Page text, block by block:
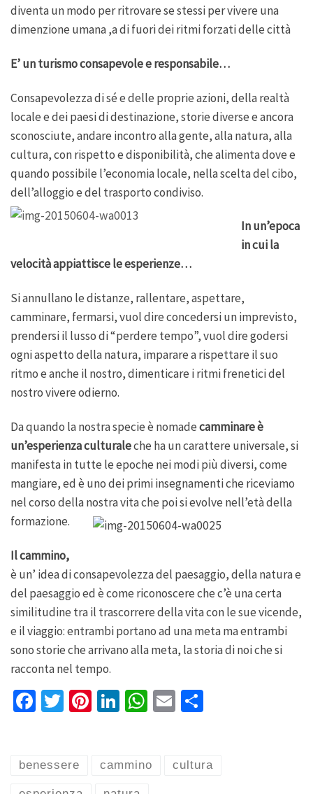
diventa un modo per ritrovare se stessi per vivere una
dimenzione umana ,a di fuori dei ritmi forzati delle città
E’ un turismo consapevole e responsabile…
Consapevolezza di sé e delle proprie azioni, della realtà
locale e dei paesi di destinazione, storie diverse e ancora
sconosciute, andare incontro alla gente, alla natura, alla
cultura, con rispetto e disponibilità, che alimenta dove e
quando possibile l’economia locale, nella scelta del cibo,
dell’alloggio e del trasporto condiviso.
In un’epoca
in cui la
velocità appiattisce le esperienze…
Si annullano le distanze, rallentare, aspettare,
camminare, fermarsi, vuol dire concedersi un imprevisto,
prendersi il lusso di “perdere tempo”, vuol dire godersi
ogni aspetto della natura, imparare a rispettare il suo
ritmo e anche il nostro, dimenticare i ritmi frenetici del
nostro vivere odierno.
Da quando la nostra specie è nomadecamminare è
un’esperienza culturaleche ha un carattere universale, si
manifesta in tutte le epoche nei modi più diversi, come
mangiare, ed è uno dei primi insegnamenti che riceviamo
nel corso della nostra vita che poi si evolve nell’età della
formazione.
Il cammino,
è un’ idea di consapevolezza del paesaggio, della natura e
del paesaggio ed è come riconoscere che c’è una certa
similitudine tra il trascorrere della vita con le sue vicende,
e il viaggio: entrambi portano ad una meta ma entrambi
sono storie che arrivano alla meta, la storia di noi che si
racconta nel tempo.
Fa
o
T
er
Pi
es
Li
dI
W
sA
E
l
e
benessere cammino cultura